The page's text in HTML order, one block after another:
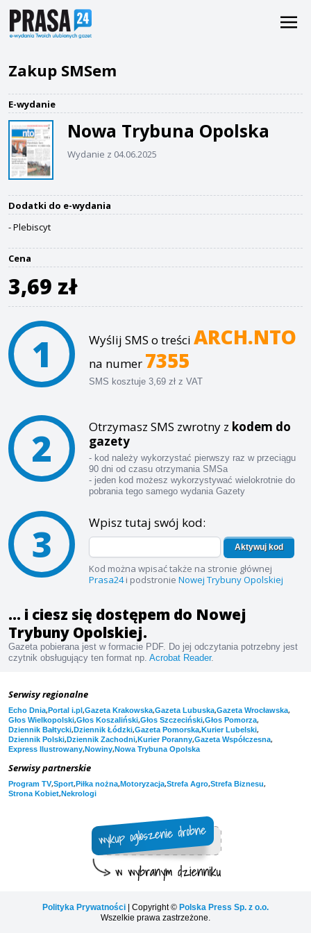
Zakup SMSem
E-wydanie
Nowa Trybuna Opolska
Wydanie z 04.06.2025
Dodatki do e-wydania
- Plebiscyt
Cena
3,69 zł
1 Wyślij SMS o treści ARCH.NTO
na numer 7355
SMS kosztuje 3,69 zł z VAT
2 Otrzymasz SMS zwrotny z kodem do
gazety
- kod należy wykorzystać pierwszy raz w przeciągu
90 dni od czasu otrzymania SMSa
- jeden kod możesz wykorzystywać wielokrotnie do
pobrania tego samego wydania Gazety
3 Wpisz tutaj swój kod:
Aktywuj kod
Kod można wpisać także na stronie głównej
Prasa24i podstronie Nowej Trybuny Opolskiej
... i ciesz się dostępem do Nowej
Trybuny Opolskiej.
Gazeta pobierana jest w formacie PDF. Do jej odczytania potrzebny jest
czytnik obsługujący ten format np. Acrobat Reader.
Serwisy regionalne
Echo Dnia,Portal i.pl,Gazeta Krakowska,Gazeta Lubuska,Gazeta Wrocławska,
Głos Wielkopolski,Głos Koszaliński,Głos Szczeciński,Głos Pomorza,
Dziennik Bałtycki,Dziennik Łódzki,Gazeta Pomorska,Kurier Lubelski,
Dziennik Polski,Dziennik Zachodni,Kurier Poranny,Gazeta Współczesna,
Express Ilustrowany,Nowiny,Nowa Trybuna Opolska
Serwisy partnerskie
Program TV,Sport,Piłka nożna,Motoryzacja,Strefa Agro,Strefa Biznesu,
Strona Kobiet,Nekrologi
Polityka Prywatności | Copyright © Polska Press Sp. z o.o.
Wszelkie prawa zastrzeżone.